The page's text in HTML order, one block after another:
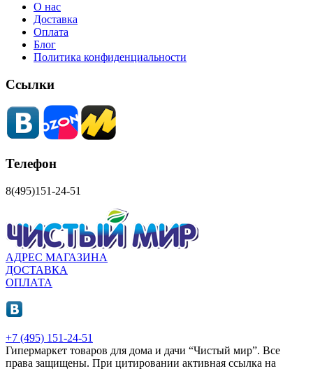
О нас
Доставка
Оплата
Блог
Политика конфиденциальности
Ссылки
Телефон
8(495)151-24-51
АДРЕС МАГАЗИНА
ДОСТАВКА
ОПЛАТА
+7 (495) 151-24-51
Гипермаркет товаров для дома и дачи “Чистый мир”. Все
права защищены. При цитировании активная ссылка на